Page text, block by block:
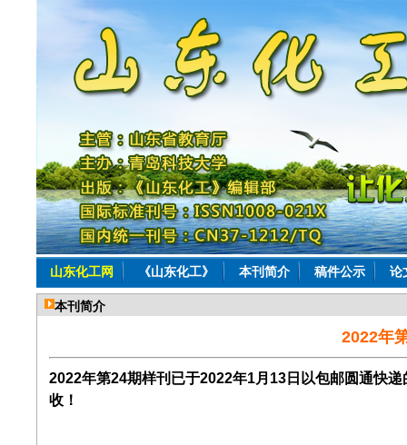
山东化工网 《山东化工》 本刊简介 稿件公示 论
本刊简介
2022年
2022年第24期样刊已于2022年1月13日以包邮圆通快
收！